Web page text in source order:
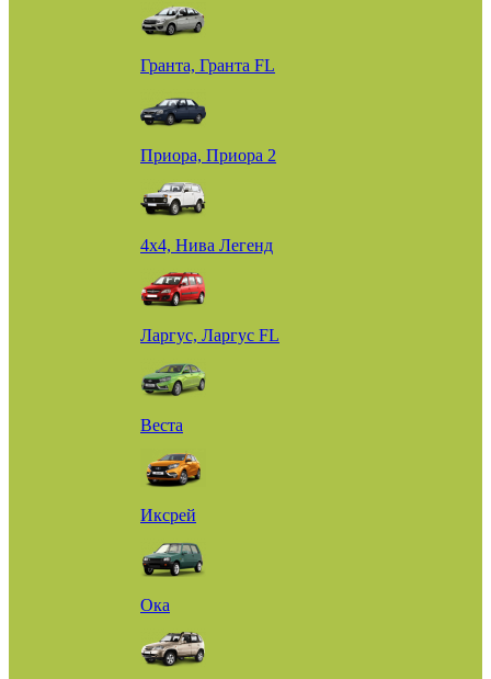
Гранта, Гранта FL
Приора, Приора 2
4х4, Нива Легенд
Ларгус, Ларгус FL
Веста
Иксрей
Ока